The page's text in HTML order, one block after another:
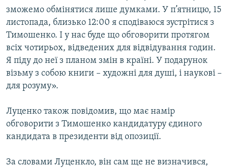
зможемо обмінятися лише думками. У п’ятницю, 15
листопада, близько 12:00 я сподіваюся зустрітися з
Тимошенко. І у нас буде що обговорити протягом
всіх чотирьох, відведених для відвідування годин.
Я піду до неї з планом змін в країні. У подарунок
візьму з собою книги – художні для душі, і наукові –
для розуму».
Луценко також повідомив, що має намір
обговорити з Тимошенко кандидатуру єдиного
кандидата в президенти від опозиції.
За словами Луценкло, він сам ще не визначився,